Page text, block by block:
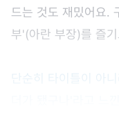
드는 것도 재밌어요.
부'(아란 부장)를 즐
단순히 타이틀이 아